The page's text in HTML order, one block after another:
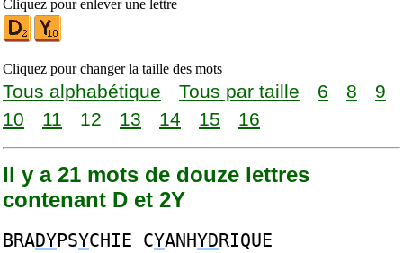
Cliquez pour enlever une lettre
Cliquez pour changer la taille des mots
Tous alphabétique Tous par taille 6 8
9
10
11 12 13 14 15 16
Il y a 21 mots de douze lettres
contenant D et 2Y
BRADYPSYCHIE CYANHYDRIQUE